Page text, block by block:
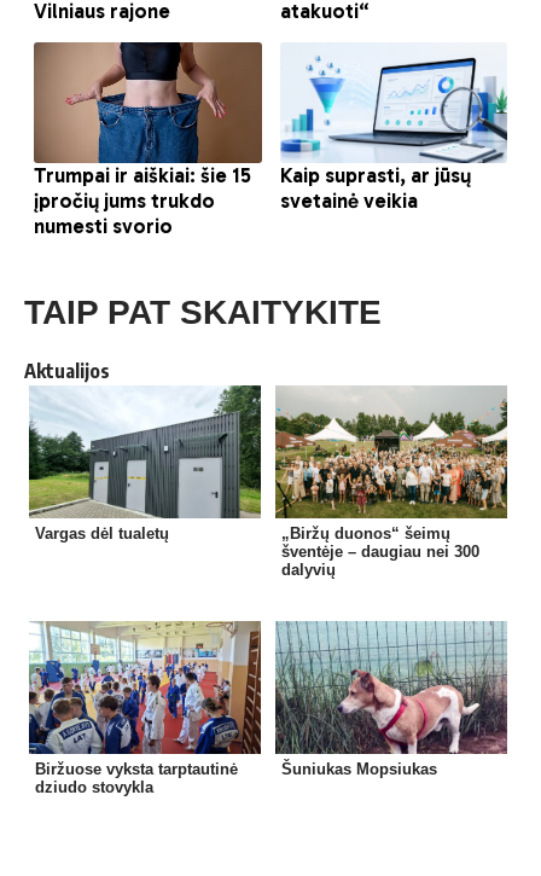
TAIP PAT SKAITYKITE
Aktualijos
Vargas dėl tualetų
„Biržų duonos“ šeimų
šventėje – daugiau nei 300
dalyvių
Biržuose vyksta tarptautinė
dziudo stovykla
Šuniukas Mopsiukas